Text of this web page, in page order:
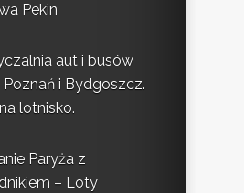
Pekin
aut i busów
i Bydgoszcz.
lotnisko.
Paryża z
– Loty